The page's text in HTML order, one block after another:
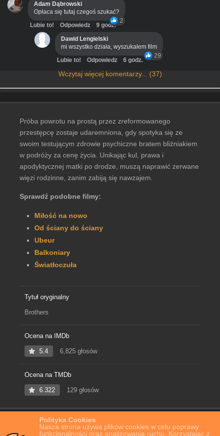
Polityka Cookies
Nasza strona używa plików cookies w celu poprawy
funkcjonalności oraz analizowania ruchu. Korzystając z
Adam Dąbrowski
Opłaca się tutaj czegoś szukać?
2
Lubie to! Odpowiedz
9 godz.
Dawid Lengielski
mi wszystko działa, wyszukałem film
29
Lubie to! Odpowiedz 6 godz.
Wczytaj więcej komentarzy... (37)
Próba powrotu na prostą przez zreformowanego
przestępcę zostaje udaremniona, gdy spotyka się ze
swoim testującym zdrowie psychiczne bratem bliźniakiem
w podróży za cenę życia. Unikając kul, prawa i
apodyktycznej matki po drodze, muszą naprawić zerwane
więzi rodzinne, zanim zabiją się nawzajem.
Sprawdź podobne filmy:
Miłość na nowo
Od ściany do ściany
Ubeur
Balkoniary
Światłoczuła
Tytuł oryginalny
Brothers
Ocena na IMDb
5.4 6,825 głosów
Ocena na TMDb
6.322 129 głosów
Film Online Bracia